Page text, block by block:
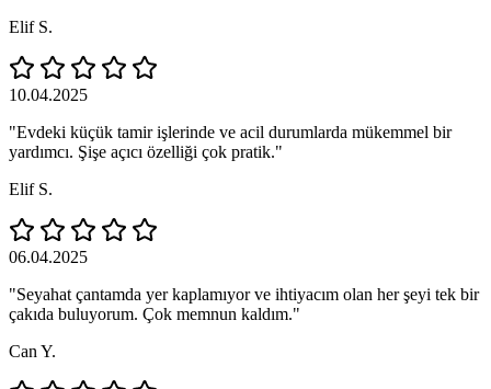
Elif S.
10.04.2025
"Evdeki küçük tamir işlerinde ve acil durumlarda mükemmel bir
yardımcı. Şişe açıcı özelliği çok pratik."
Elif S.
06.04.2025
"Seyahat çantamda yer kaplamıyor ve ihtiyacım olan her şeyi tek bir
çakıda buluyorum. Çok memnun kaldım."
Can Y.